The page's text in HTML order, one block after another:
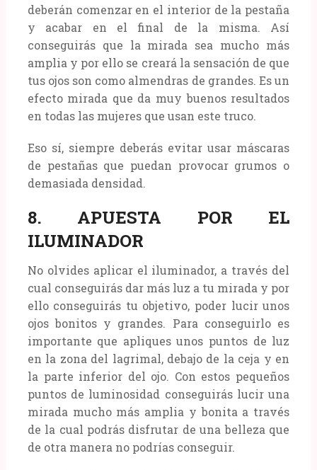
deberán comenzar en el interior de la pestaña
y acabar en el final de la misma. Así
conseguirás que la mirada sea mucho más
amplia y por ello se creará la sensación de que
tus ojos son como almendras de grandes. Es un
efecto mirada que da muy buenos resultados
en todas las mujeres que usan este truco.
Eso sí, siempre deberás evitar usar máscaras
de pestañas que puedan provocar grumos o
demasiada densidad.
8. APUESTA POR EL
ILUMINADOR
No olvides aplicar el iluminador, a través del
cual conseguirás dar más luz a tu mirada y por
ello conseguirás tu objetivo, poder lucir unos
ojos bonitos y grandes. Para conseguirlo es
importante que apliques unos puntos de luz
en la zona del lagrimal, debajo de la ceja y en
la parte inferior del ojo. Con estos pequeños
puntos de luminosidad conseguirás lucir una
mirada mucho más amplia y bonita a través
de la cual podrás disfrutar de una belleza que
de otra manera no podrías conseguir.